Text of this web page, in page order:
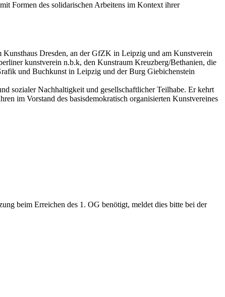
Formen des solidarischen Arbeitens im Kontext ihrer
Dresden, an der GfZK in Leipzig und am Kunstverein
kunstverein n.b.k, den Kunstraum Kreuzberg/Bethanien, die
und Buchkunst in Leipzig und der Burg Giebichenstein
sozialer Nachhaltigkeit und gesellschaftlicher Teilhabe. Er kehrt
im Vorstand des basisdemokratisch organisierten Kunstvereines
beim Erreichen des 1. OG benötigt, meldet dies bitte bei der